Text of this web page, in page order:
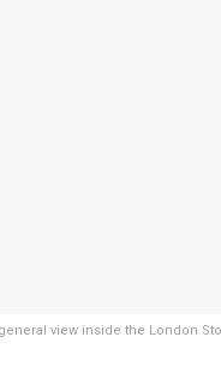
general view inside the London